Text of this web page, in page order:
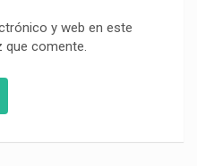
y web en este
que comente.